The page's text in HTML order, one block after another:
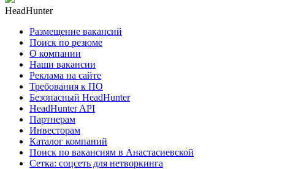
HeadHunter
Размещение вакансий
Поиск по резюме
О компании
Наши вакансии
Реклама на сайте
Требования к ПО
Безопасный HeadHunter
HeadHunter API
Партнерам
Инвесторам
Каталог компаний
Поиск по вакансиям в Анастасиевской
Сетка: соцсеть для нетворкинга